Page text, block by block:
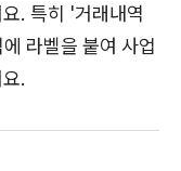
. 특히 '거래내역
라벨을 붙여 사업
.